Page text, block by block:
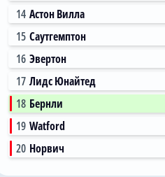
14 Астон Вилла
15 Саутгемптон
16 Эвертон
17 Лидс Юнайтед
18 Бернли
19 Watford
20 Норвич